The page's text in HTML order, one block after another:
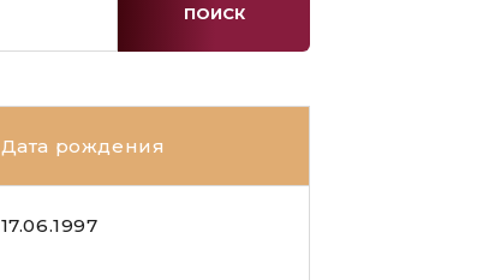
ПОИСК
Дата рождения
17.06.1997